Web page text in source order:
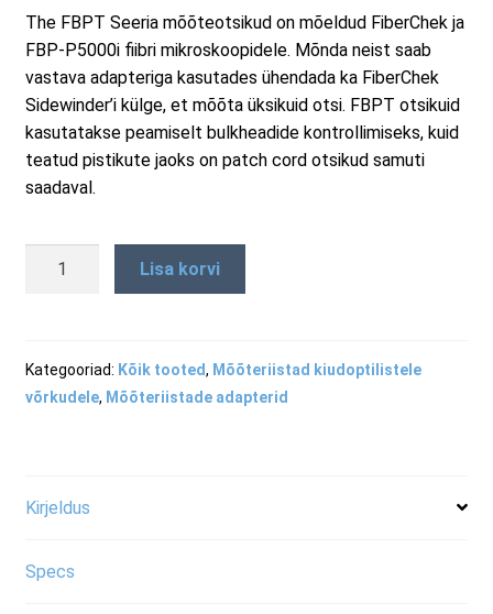
RMA taotluse vorm
Tooted
The FBPT Seeria mõõteotsikud on mõeldud FiberChek ja
FBP-P5000i fiibri mikroskoopidele. Mõnda neist saab
vastava adapteriga kasutades ühendada ka FiberChek
Sidewinder’i külge, et mõõta üksikuid otsi. FBPT otsikuid
kasutatakse peamiselt bulkheadide kontrollimiseks, kuid
teatud pistikute jaoks on patch cord otsikud samuti
saadaval.
FBPTODC-
2-
positsiooniga
Lisa korvi
Kategooriad: Kõik tooted, Mõõteriistad kiudoptilistele
võrkudele, Mõõteriistade adapterid
Kirjeldus
Specs